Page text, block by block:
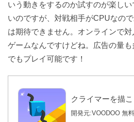
いう動きをするのか試すのが楽し
いのですが、対戦相手がCPUなの
は期待できません。オンラインで
ゲームなんですけどね。広告の量
でもプレイ可能です！
クライマーを描
開発元:VOODOO 無料